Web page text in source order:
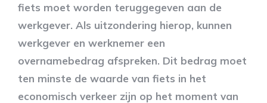
fiets moet worden teruggegeven aan de
werkgever. Als uitzondering hierop, kunnen
werkgever en werknemer een
overnamebedrag afspreken. Dit bedrag moet
ten minste de waarde van fiets in het
economisch verkeer zijn op het moment van